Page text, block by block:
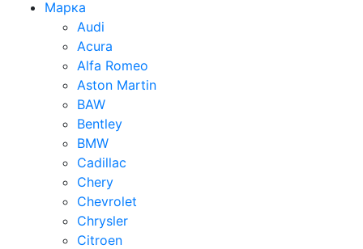
Марка
Audi
Acura
Alfa Romeo
Aston Martin
BAW
Bentley
BMW
Cadillac
Chery
Chevrolet
Chrysler
Citroen